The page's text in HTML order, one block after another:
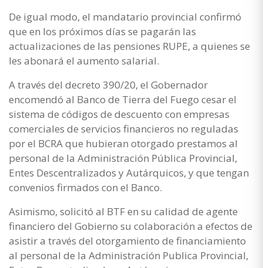
De igual modo, el mandatario provincial confirmó
que en los próximos días se pagarán las
actualizaciones de las pensiones RUPE, a quienes se
les abonará el aumento salarial.
A través del decreto 390/20, el Gobernador
encomendó al Banco de Tierra del Fuego cesar el
sistema de códigos de descuento con empresas
comerciales de servicios financieros no reguladas
por el BCRA que hubieran otorgado prestamos al
personal de la Administración Pública Provincial,
Entes Descentralizados y Autárquicos, y que tengan
convenios firmados con el Banco.
Asimismo, solicitó al BTF en su calidad de agente
financiero del Gobierno su colaboración a efectos de
asistir a través del otorgamiento de financiamiento
al personal de la Administración Publica Provincial,